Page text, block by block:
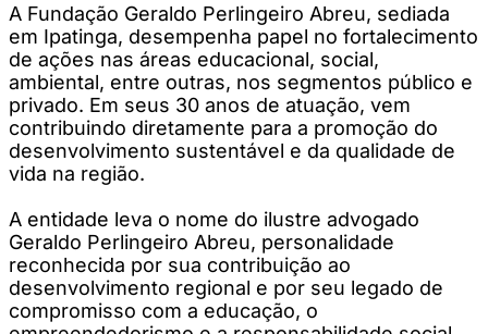
A Fundação Geraldo Perlingeiro Abreu, sediada
em Ipatinga, desempenha papel no fortalecimento
de ações nas áreas educacional, social,
ambiental, entre outras, nos segmentos público e
privado. Em seus 30 anos de atuação, vem
contribuindo diretamente para a promoção do
desenvolvimento sustentável e da qualidade de
vida na região.
A entidade leva o nome do ilustre advogado
Geraldo Perlingeiro Abreu, personalidade
reconhecida por sua contribuição ao
desenvolvimento regional e por seu legado de
compromisso com a educação, o